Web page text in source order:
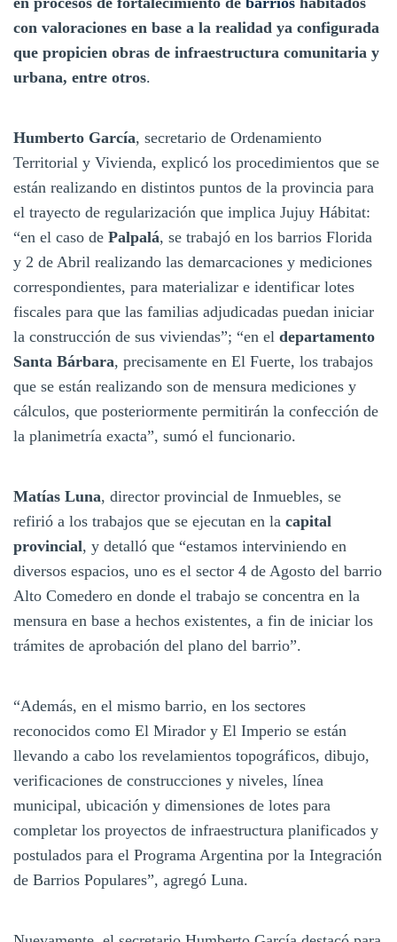
con valoraciones en base a la realidad ya configurada
que propicien obras de infraestructura comunitaria y
urbana, entre otros.
Humberto García, secretario de Ordenamiento
Territorial y Vivienda, explicó los procedimientos que se
están realizando en distintos puntos de la provincia para
el trayecto de regularización que implica Jujuy Hábitat:
“en el caso de Palpalá, se trabajó en los barrios Florida
y 2 de Abril realizando las demarcaciones y mediciones
correspondientes, para materializar e identificar lotes
fiscales para que las familias adjudicadas puedan iniciar
la construcción de sus viviendas”; “en el departamento
Santa Bárbara, precisamente en El Fuerte, los trabajos
que se están realizando son de mensura mediciones y
cálculos, que posteriormente permitirán la confección de
la planimetría exacta”, sumó el funcionario.
Matías Luna, director provincial de Inmuebles, se
refirió a los trabajos que se ejecutan en la capital
provincial, y detalló que “estamos interviniendo en
diversos espacios, uno es el sector 4 de Agosto del barrio
Alto Comedero en donde el trabajo se concentra en la
mensura en base a hechos existentes, a fin de iniciar los
trámites de aprobación del plano del barrio”.
“Además, en el mismo barrio, en los sectores
reconocidos como El Mirador y El Imperio se están
llevando a cabo los revelamientos topográficos, dibujo,
verificaciones de construcciones y niveles, línea
municipal, ubicación y dimensiones de lotes para
completar los proyectos de infraestructura planificados y
postulados para el Programa Argentina por la Integración
de Barrios Populares”, agregó Luna.